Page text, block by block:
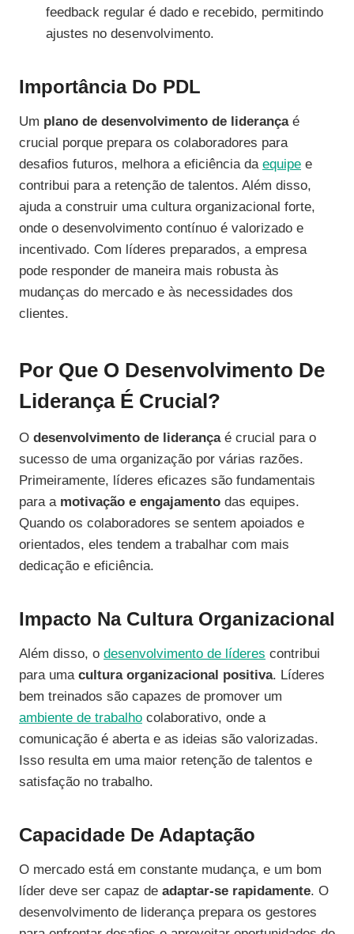
feedback regular é dado e recebido, permitindo
ajustes no desenvolvimento.
Importância Do PDL
Um plano de desenvolvimento de liderançaé
crucial porque prepara os colaboradores para
desafios futuros, melhora a eficiência da equipe e
contribui para a retenção de talentos. Além disso,
ajuda a construir uma cultura organizacional forte,
onde o desenvolvimento contínuo é valorizado e
incentivado. Com líderes preparados, a empresa
pode responder de maneira mais robusta às
mudanças do mercado e às necessidades dos
clientes.
Por Que O Desenvolvimento De
Liderança É Crucial?
O desenvolvimento de liderançaé crucial para o
sucesso de uma organização por várias razões.
Primeiramente, líderes eficazes são fundamentais
para a motivação e engajamento das equipes.
Quando os colaboradores se sentem apoiados e
orientados, eles tendem a trabalhar com mais
dedicação e eficiência.
Impacto Na Cultura Organizacional
Além disso, o desenvolvimento de líderes contribui
para uma cultura organizacional positiva. Líderes
bem treinados são capazes de promover um
ambiente de trabalho colaborativo, onde a
comunicação é aberta e as ideias são valorizadas.
Isso resulta em uma maior retenção de talentos e
satisfação no trabalho.
Capacidade De Adaptação
O mercado está em constante mudança, e um bom
líder deve ser capaz de adaptar-se rapidamente. O
desenvolvimento de liderança prepara os gestores